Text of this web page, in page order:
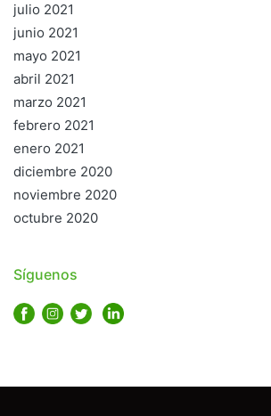
julio 2021
junio 2021
mayo 2021
abril 2021
marzo 2021
febrero 2021
enero 2021
diciembre 2020
noviembre 2020
octubre 2020
Síguenos